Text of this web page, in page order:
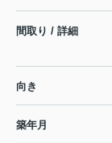
間取り / 詳細
向き
築年月